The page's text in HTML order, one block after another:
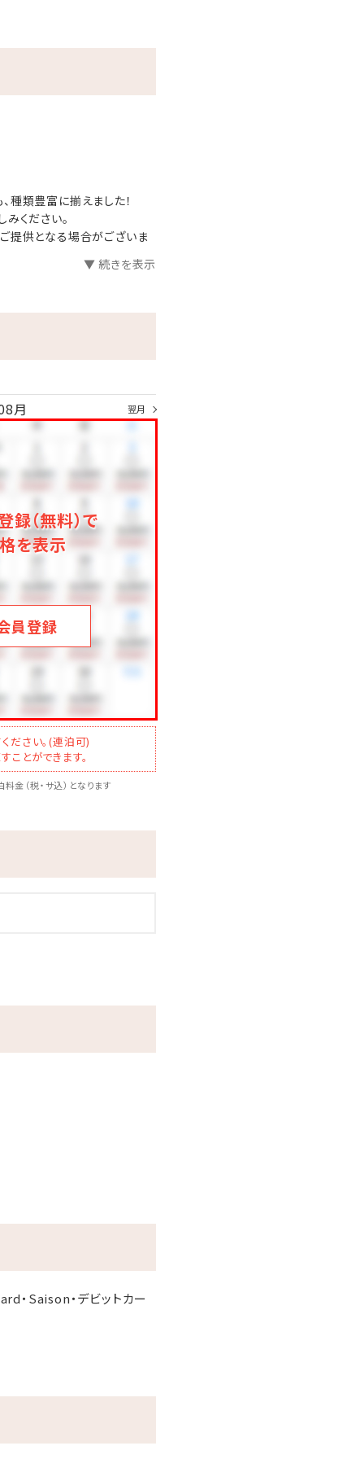
種類豊富に揃えました！
ください。
提供となる場合がございま
▼ 続きを表示
月 翌月
（無料）で
を表示
員登録
ださい。(連泊可)
ことができます。
金（税・サ込）となります
・Saison・デビットカー